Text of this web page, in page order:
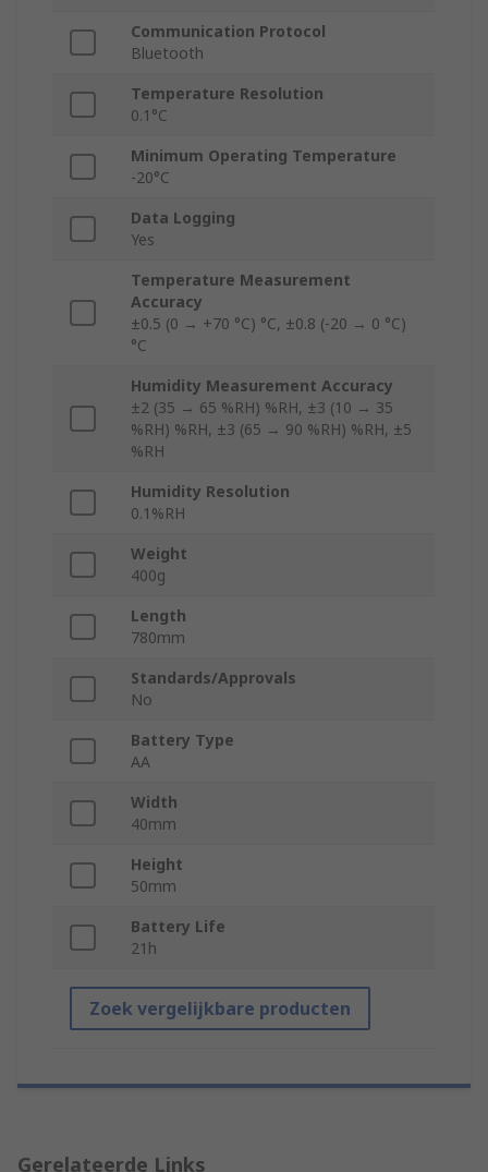
Communication Protocol
Bluetooth
Temperature Resolution
0.1°C
Minimum Operating Temperature
-20°C
Data Logging
Yes
Temperature Measurement
Accuracy
±0.5 (0 → +70 °C) °C, ±0.8 (-20 → 0 °C)
°C
Humidity Measurement Accuracy
±2 (35 → 65 %RH) %RH, ±3 (10 → 35
%RH) %RH, ±3 (65 → 90 %RH) %RH, ±5
%RH
Humidity Resolution
0.1%RH
Weight
400g
Length
780mm
Standards/Approvals
No
Battery Type
AA
Width
40mm
Height
50mm
Battery Life
21h
Zoek vergelijkbare producten
Gerelateerde Links